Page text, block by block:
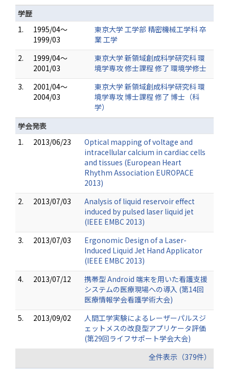
学歴
1.
1995/04～
1999/03
東京大学 工学部 精密機械工学科 卒
業 工学
2.
1999/04～
2001/03
東京大学 新領域創成科学研究科 環
境学専攻 修士課程 修了 環境学修士
3.
2001/04～
2004/03
東京大学 新領域創成科学研究科 環
境学専攻 博士課程 修了 博士（科
学）
学会発表
1.
2013/06/23
Optical mapping of voltage and
intracellular calcium in cardiac cells
and tissues (European Heart
Rhythm Association EUROPACE
2013)
2.
2013/07/03
Analysis of liquid reservoir effect
induced by pulsed laser liquid jet
(IEEE EMBC 2013)
3.
2013/07/03
Ergonomic Design of a Laser-
Induced Liquid Jet Hand Applicator
(IEEE EMBC 2013)
4.
2013/07/12
携帯型 Android 端末を用いた看護支援
システムの医療現場への導入 (第14回
医療情報学会看護学術大会)
5.
2013/09/02
人間工学実験によるレーザーパルスジ
ェットメスの改良型アプリケータ評価
(第29回ライフサポート学会大会)
全件表示（379件）